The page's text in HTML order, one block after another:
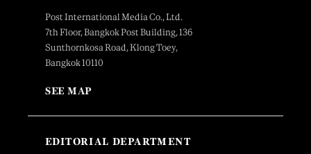
Post International Media Co., Ltd.
7th Floor, Bangkok Post Building, 136
Sunthornkosa Road, Klong Toey,
Bangkok 10110
SEE MAP
EDITORIAL DEPARTMENT